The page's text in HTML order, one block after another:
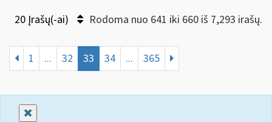
20 Įrašų(-ai) Rodoma nuo 641 iki 660 iš 7,293 irašų.
1 ... 32 33 34 ... 365